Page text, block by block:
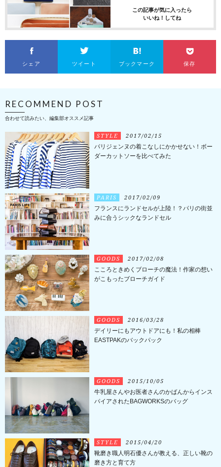
この記事が気に入ったら
いいね！してね
シェア ツイート ブックマーク 保存
RECOMMEND POST
合わせて読みたい、編集部オススメ記事
STYLE 2017/02/15
パリジェンヌの着こなしにかかせない！ボー
ダーカットソーを比べてみた
PARIS 2017/02/09
フランスにランドセルが上陸！？パリの街並
みに合うシックなランドセル
GOODS 2017/02/08
こころときめくブローチの魔法！作家の想い
がこもったブローチガイド
GOODS 2016/03/28
デイリーにもアウトドアにも！私の相棒
EASTPAKのバックパック
GOODS 2015/10/05
牛乳屋さんやお医者さんのかばんからインス
パイアされたBAGWORKSのバッグ
STYLE 2015/04/20
靴磨き職人明石優さんが教える、正しい靴の
磨き方と育て方